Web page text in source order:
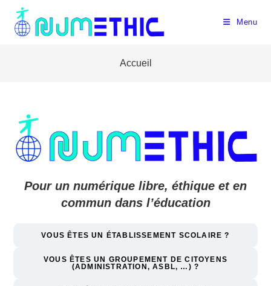
content
Menu
Accueil
Pour un numérique libre, éthique et en
commun dans l’éducation
VOUS ÊTES UN ÉTABLISSEMENT SCOLAIRE ?
VOUS ÊTES UN GROUPEMENT DE CITOYENS
(ADMINISTRATION, ASBL, …) ?